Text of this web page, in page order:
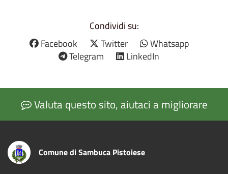
Condividi su:
Facebook
Twitter
Whatsapp
Telegram
LinkedIn
Valuta questo sito, aiutaci a migliorare
Comune di Sambuca Pistoiese